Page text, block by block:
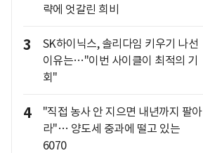
략에 엇갈린 희비
3
SK하이닉스, 솔리다임 키우기 나선
이유는…"이번 사이클이 최적의 기
회"
4
"직접 농사 안 지으면 내년까지 팔아
라"… 양도세 중과에 떨고 있는
6070